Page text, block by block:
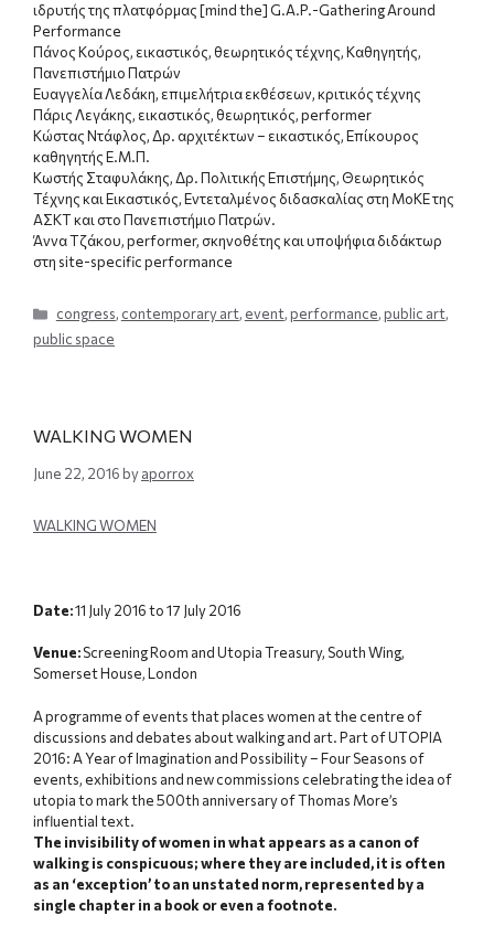
ιδρυτής της πλατφόρμας [mind the] G.A.P.-Gathering Around
Performance
Πάνος Κούρος, εικαστικός, θεωρητικός τέχνης, Καθηγητής,
Πανεπιστήμιο Πατρών
Ευαγγελία Λεδάκη, επιμελήτρια εκθέσεων, κριτικός τέχνης
Πάρις Λεγάκης, εικαστικός, θεωρητικός, performer
Κώστας Ντάφλος, Δρ. αρχιτέκτων – εικαστικός, Επίκουρος
καθηγητής Ε.Μ.Π.
Κωστής Σταφυλάκης, Δρ. Πολιτικής Επιστήμης, Θεωρητικός
Τέχνης και Εικαστικός, Εντεταλμένος διδασκαλίας στη ΜοΚΕ της
ΑΣΚΤ και στο Πανεπιστήμιο Πατρών.
Άννα Τζάκου, performer, σκηνοθέτης και υποψήφια διδάκτωρ
στη site-specific performance
Categories
congress, contemporary art, event,performance,public art,
public space
WALKING WOMEN
June 22, 2016byaporrox
WALKING WOMEN
Date:11 July 2016 to 17 July 2016
Venue:Screening Room and Utopia Treasury, South Wing,
Somerset House, London
A programme of events that places women at the centre of
discussions and debates about walking and art. Part of UTOPIA
2016: A Year of Imagination and Possibility – Four Seasons of
events, exhibitions and new commissions celebrating the idea of
utopia to mark the 500th anniversary of Thomas More’s
influential text.
The invisibility of women in what appears as a canon of
walking is conspicuous; where they are included, it is often
as an ‘exception’ to an unstated norm, represented by a
single chapter in a book or even a footnote.